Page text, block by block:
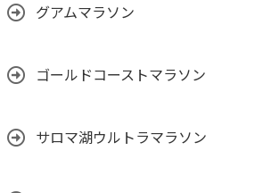
グアムマラソン
ゴールドコーストマラソン
サロマ湖ウルトラマラソン